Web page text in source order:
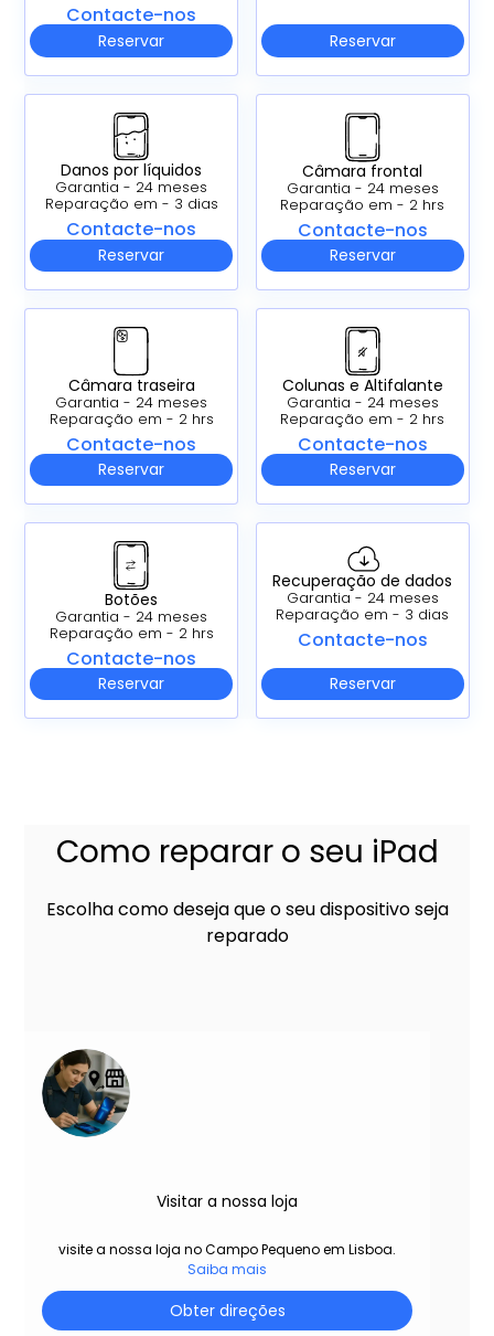
Contacte-nos
Reservar Reservar
Danos por líquidos
Garantia - 24 meses
Reparação em - 3 dias
Contacte-nos
Reservar
Câmara frontal
Garantia - 24 meses
Reparação em - 2 hrs
Contacte-nos
Reservar
Câmara traseira
Garantia - 24 meses
Reparação em - 2 hrs
Contacte-nos
Reservar
Colunas e Altifalante
Garantia - 24 meses
Reparação em - 2 hrs
Contacte-nos
Reservar
Botões
Garantia - 24 meses
Reparação em - 2 hrs
Contacte-nos
Reservar
Recuperação de dados
Garantia - 24 meses
Reparação em - 3 dias
Contacte-nos
Reservar
Como reparar o seu iPad
Escolha como deseja que o seu dispositivo seja
reparado
Visitar a nossa loja
visite a nossa loja no Campo Pequeno em Lisboa.
Saiba mais
Obter direções